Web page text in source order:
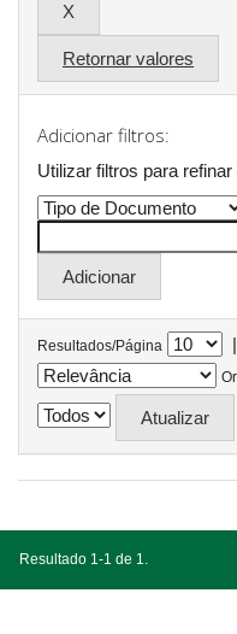
Retornar valores
Adicionar filtros:
Utilizar filtros para
Resultados/Página |
Resultado 1-1 de 1.